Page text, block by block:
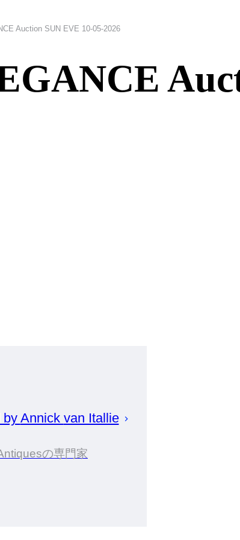
Auction SUN EVE 10-05-2026
byAnnick van Itallie
の専門家